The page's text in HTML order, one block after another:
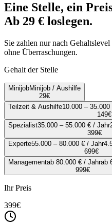
Eine Stelle, ein
Ab 29 € loslegen.
Sie zahlen nur nach
ohne Überraschungen.
Gehalt der Stelle
MinijobMinijob / Aushilfe
29€
Teilzeit & Aushilfe10.000 –
149€
Spezialist35.000 – 55.000 € / Jahr
399€
Experte55.000 – 80.000 € / Jahr
699€
Managementab 80.000 € / Jahrab
999€
Ihr Preis
399€